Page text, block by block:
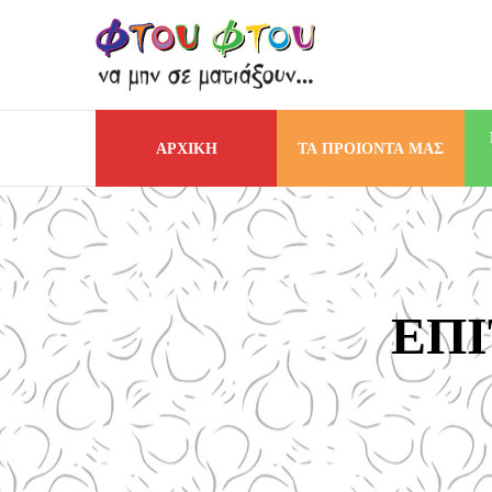
ΑΡΧΙΚΗ ΤΑ ΠΡΟΙΟΝΤΑ ΜΑΣ